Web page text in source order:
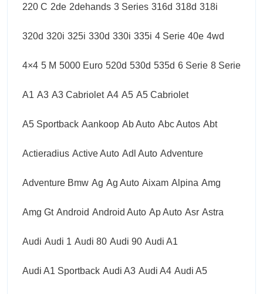
220 C 2de 2dehands 3 Series 316d 318d 318i
320d 320i 325i 330d 330i 335i 4 Serie 40e 4wd
4×4 5 M 5000 Euro 520d 530d 535d 6 Serie 8 Serie
A1 A3 A3 Cabriolet A4 A5 A5 Cabriolet
A5 Sportback Aankoop Ab Auto Abc Autos Abt
Actieradius Active Auto Adl Auto Adventure
Adventure Bmw Ag Ag Auto Aixam Alpina Amg
Amg Gt Android Android Auto Ap Auto Asr Astra
Audi Audi 1 Audi 80 Audi 90 Audi A1
Audi A1 Sportback Audi A3 Audi A4 Audi A5